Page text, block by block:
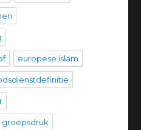
europese islam
groepsdruk